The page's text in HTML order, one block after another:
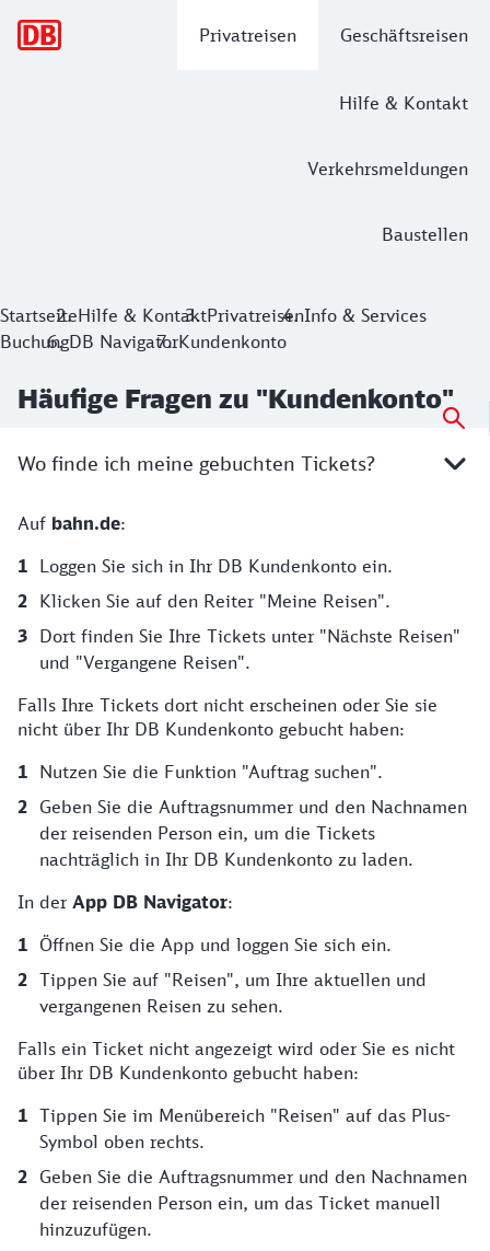
Privatreisen Geschäftsreisen
Hilfe & Kontakt
Verkehrsmeldungen
Baustellen
StartseiteHilfe & KontaktPrivatreisenInfo & Services
BuchungDB NavigatorKundenkonto
Häufige Fragen zu "Kundenkonto"
Wo finde ich meine gebuchten Tickets?
Auf bahn.de:
Loggen Sie sich in Ihr DB Kundenkonto ein.
Klicken Sie auf den Reiter "Meine Reisen".
Dort finden Sie Ihre Tickets unter "Nächste Reisen"
und "Vergangene Reisen".
Falls Ihre Tickets dort nicht erscheinen oder Sie sie
nicht über Ihr DB Kundenkonto gebucht haben:
Nutzen Sie die Funktion "Auftrag suchen".
Geben Sie die Auftragsnummer und den Nachnamen
der reisenden Person ein, um die Tickets
nachträglich in Ihr DB Kundenkonto zu laden.
In der App DB Navigator:
Öffnen Sie die App und loggen Sie sich ein.
Tippen Sie auf "Reisen", um Ihre aktuellen und
vergangenen Reisen zu sehen.
Falls ein Ticket nicht angezeigt wird oder Sie es nicht
über Ihr DB Kundenkonto gebucht haben:
Tippen Sie im Menübereich "Reisen" auf das Plus-
Symbol oben rechts.
Geben Sie die Auftragsnummer und den Nachnamen
der reisenden Person ein, um das Ticket manuell
hinzuzufügen.